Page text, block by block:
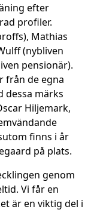
efter
profiler.
Mathias
(nybliven
pensionär).
från de egna
dessa märks
Hiljemark,
finns i år
på plats.
genom
Vi får en
är en viktig del i